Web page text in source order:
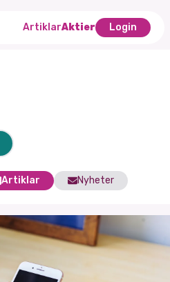
ArtiklarAktier Login
Artiklar Nyheter